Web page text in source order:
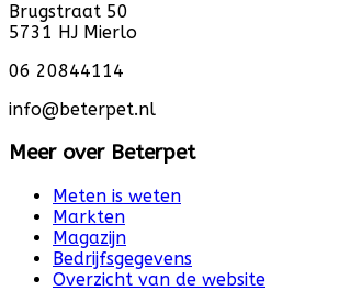
Brugstraat 50
5731 HJ Mierlo
06 20844114
info@beterpet.nl
Meer over Beterpet
Meten is weten
Markten
Magazijn
Bedrijfsgegevens
Overzicht van de website